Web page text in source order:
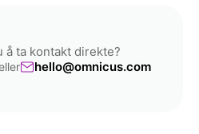
å ta kontakt direkte?
hello@omnicus.com